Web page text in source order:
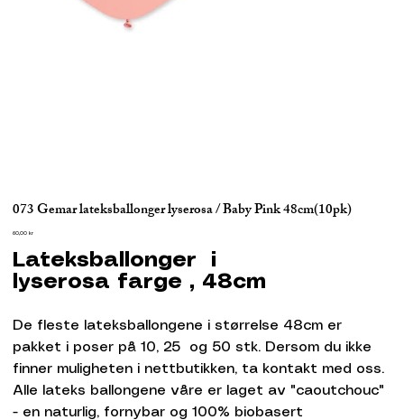
073 Gemar lateksballonger lyserosa / Baby Pink 48cm(10pk)
Pris
60,00 kr
Lateksballonger i
lyserosa farge , 48cm
De fleste lateksballongene i størrelse 48cm er
pakket i poser på 10, 25 og 50 stk. Dersom du ikke
finner muligheten i nettbutikken, ta kontakt med oss.
Alle lateks ballongene våre er laget av "caoutchouc"
- en naturlig, fornybar og 100% biobasert